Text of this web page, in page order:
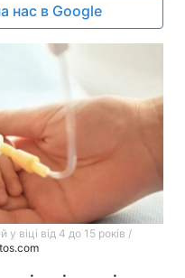
нас в Google
віці від 4 до 15 років /